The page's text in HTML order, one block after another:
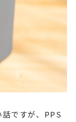
ですが、PPS